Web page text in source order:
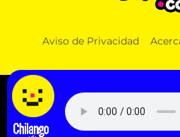
Aviso de Privacidad
© 2026 SOPITAS.COM - MÚSICA, NOTICIAS,
MÁS!.